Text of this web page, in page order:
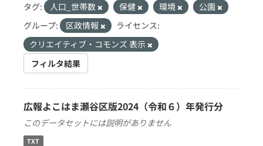
タグ: 人口_世帯数 保健 環境
公園
グループ:
区政情報
ライセンス:
クリエイティブ・コモンズ 表示
フィルタ結果
広報よこはま瀬谷区版2024（令和６）年発行分
このデータセットには説明がありません
TXT